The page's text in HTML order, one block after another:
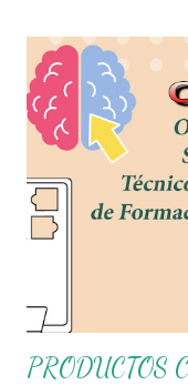
PRODUCTOS